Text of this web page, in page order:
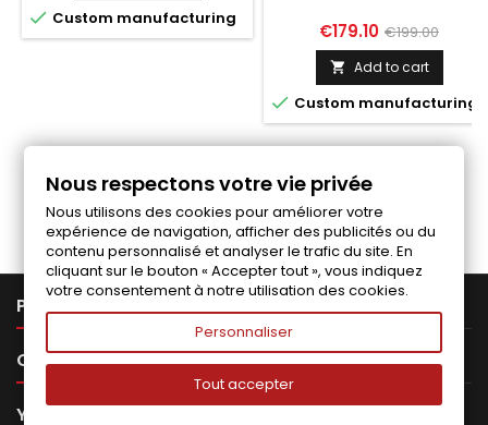
 Custom manufacturing
Price
€179.10 Regular
price
€199.00
 Add to cart
 Custom manufacturing
Follow us on Facebook
PRODUCTS
OUR COMPANY 
YOUR ACCOUNT 
Nous respectons votre vie privée
Nous utilisons des cookies pour améliorer votre
expérience de navigation, afficher des publicités ou du
contenu personnalisé et analyser le trafic du site. En
cliquant sur le bouton « Accepter tout », vous indiquez
votre consentement à notre utilisation des cookies.
Personnaliser
Tout accepter